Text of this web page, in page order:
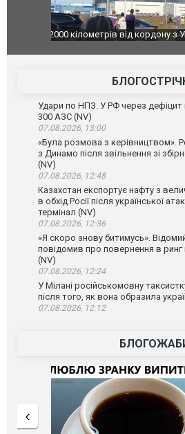
В Таїланді футболіст загинув
постраждали. ВІДЕО
Удари по НПЗ. У РФ через дефіцит
300 АЗС (NV)
07.08.2026, 13:00
«Була розмова з керівництвом».
з Динамо після звільнення зі
(NV)
07.08.2026, 12:48
Казахстан експортує нафту з
в обхід Росії після української
термінал (NV)
07.08.2026, 12:36
«Я скоро знову битимусь».
повідомив про повернення в ринг
(NV)
07.08.2026, 12:24
У Мілані російськомовну
після того, як вона образила
07.08.2026, 12:12